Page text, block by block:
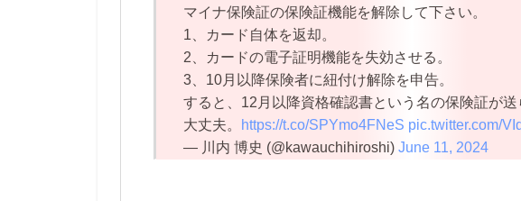
マイナ保険証の保険証機能を解除して下さい。
1、カード自体を返却。
2、カードの電子証明機能を失効させる。
3、10月以降保険者に紐付け解除を申告。
すると、12月以降資格確認書という名の保険証が送
大丈夫。
https://t.co/SPYmo4FNeS pic.twitter.com/
— 川内 博史 (@kawauchihiroshi) June 11, 2024